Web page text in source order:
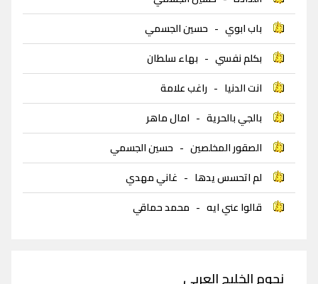
باب ابوي - حسين الجسمي
بكلم نفسي - بهاء سلطان
انت الدنيا - راغب علامة
بالجي بالحرية - امال ماهر
الصقور المخلصين - حسين الجسمي
لم اتحسس يدها - غاني مهدي
قالوا عني ايه - محمد حماقي
نجوم الخليج العربي